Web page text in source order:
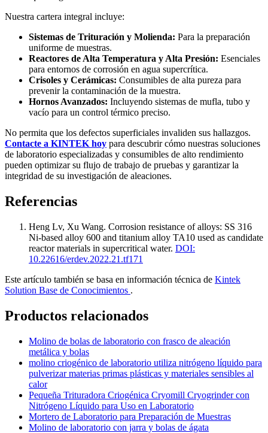
Nuestra cartera integral incluye:
Sistemas de Trituración y Molienda: Para la preparación
uniforme de muestras.
Reactores de Alta Temperatura y Alta Presión: Esenciales
para entornos de corrosión en agua supercrítica.
Crisoles y Cerámicas: Consumibles de alta pureza para
prevenir la contaminación de la muestra.
Hornos Avanzados: Incluyendo sistemas de mufla, tubo y
vacío para un control térmico preciso.
No permita que los defectos superficiales invaliden sus hallazgos.
Contacte a KINTEK hoy para descubrir cómo nuestras soluciones
de laboratorio especializadas y consumibles de alto rendimiento
pueden optimizar su flujo de trabajo de pruebas y garantizar la
integridad de su investigación de aleaciones.
Referencias
Heng Lv, Xu Wang. Corrosion resistance of alloys: SS 316
Ni-based alloy 600 and titanium alloy TA10 used as candidate
reactor materials in supercritical water. DOI:
10.22616/erdev.2022.21.tf171
Este artículo también se basa en información técnica de Kintek
Solution Base de Conocimientos .
Productos relacionados
Molino de bolas de laboratorio con frasco de aleación
metálica y bolas
molino criogénico de laboratorio utiliza nitrógeno líquido para
pulverizar materias primas plásticas y materiales sensibles al
calor
Pequeña Trituradora Criogénica Cryomill Cryogrinder con
Nitrógeno Líquido para Uso en Laboratorio
Mortero de Laboratorio para Preparación de Muestras
Molino de laboratorio con jarra y bolas de ágata